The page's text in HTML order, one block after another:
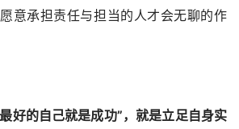
意承担责任与担当的人才会无聊的作
好的自己就是成功”，就是立足自身实